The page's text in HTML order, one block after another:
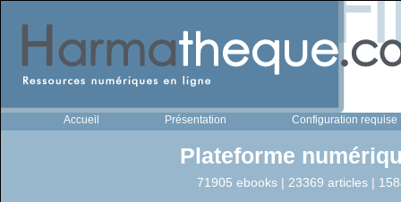
Accueil Présentation Configuration requise
Plateforme
71905 ebooks | 23369 articles |